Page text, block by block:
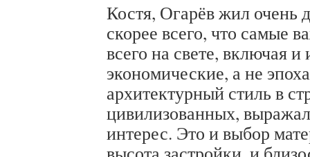
Костя, Огарёв жил очень
скорее всего, что самые
всего на свете, включая и
экономические, а не
архитектурный стиль в
цивилизованных,
интерес. Это и выбор